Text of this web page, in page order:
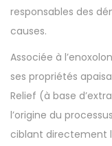
responsables des
causes.
Associée à
ses propriétés
Relief (à base
l’origine du
ciblant directement